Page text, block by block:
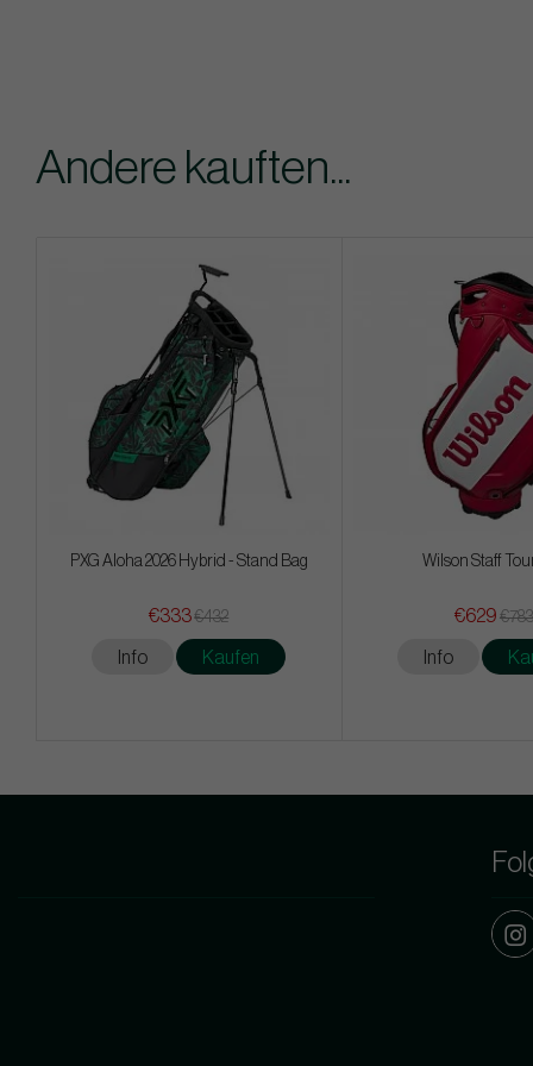
Andere kauften...
PXG Aloha 2026 Hybrid - Stand Bag
€333€432
Info Kaufen
Wilson Staff
€629 €783
Info